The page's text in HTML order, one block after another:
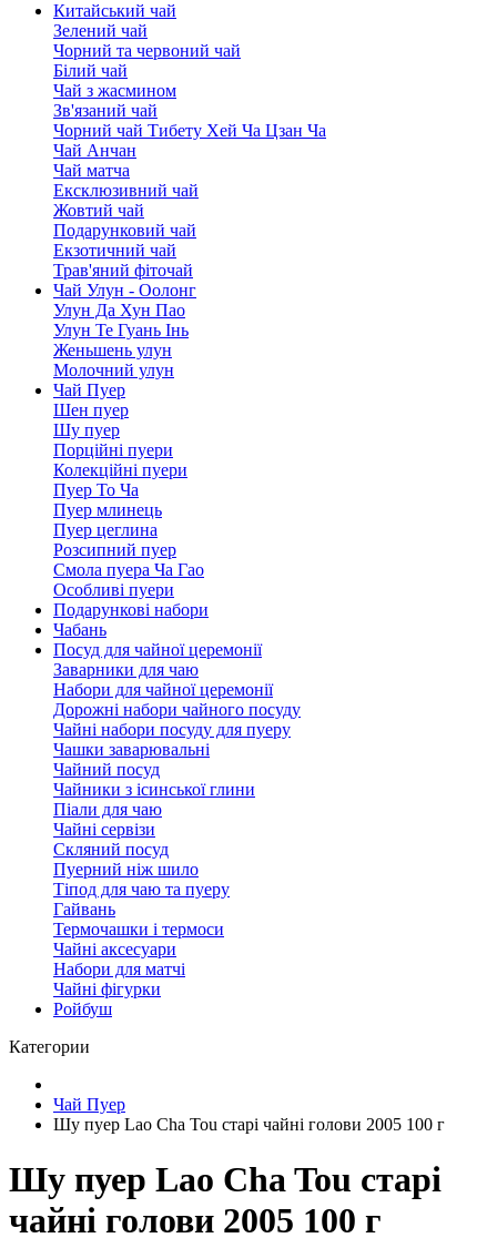
Китайський чай
Зелений чай
Чорний та червоний чай
Білий чай
Чай з жасмином
Зв'язаний чай
Чорний чай Тибету Хей Ча Цзан Ча
Чай Анчан
Чай матча
Ексклюзивний чай
Жовтий чай
Подарунковий чай
Екзотичний чай
Трав'яний фіточай
Чай Улун - Оолонг
Улун Да Хун Пао
Улун Те Гуань Інь
Женьшень улун
Молочний улун
Чай Пуер
Шен пуер
Шу пуер
Порційні пуери
Колекційні пуери
Пуер То Ча
Пуер млинець
Пуер цеглина
Розсипний пуер
Смола пуера Ча Гао
Особливі пуери
Подарункові набори
Чабань
Посуд для чайної церемонії
Заварники для чаю
Набори для чайної церемонії
Дорожні набори чайного посуду
Чайні набори посуду для пуеру
Чашки заварювальні
Чайний посуд
Чайники з ісинської глини
Піали для чаю
Чайні сервізи
Скляний посуд
Пуерний ніж шило
Тіпод для чаю та пуеру
Гайвань
Термочашки і термоси
Чайні аксесуари
Набори для матчі
Чайні фігурки
Ройбуш
Категории
Чай Пуер
Шу пуер Lao Cha Tou старі чайні голови 2005 100 г
Шу пуер Lao Cha Tou старі
чайні голови 2005 100 г